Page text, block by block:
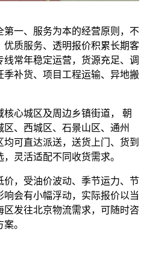
一、服务为本的经营原则，不
质服务、透明报价积累长期客
常年稳定运营，货源充足、调
补货、项目工程运输、异地搬
心城区及周边乡镇街道， 朝
、西城区、石景山区、通州
可直达派送，送货上门、货到
灵活适配不同收货需求。
，受油价波动、季节运力、节
会有小幅浮动，实际报价以当
区发往北京物流需求，可随时咨
。